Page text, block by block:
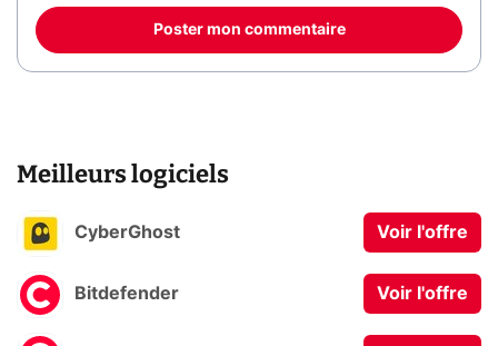
Poster mon commentaire
Meilleurs logiciels
CyberGhost Voir l'offre
Bitdefender Voir l'offre